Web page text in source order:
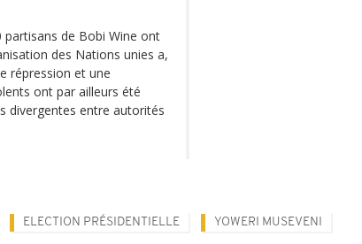
partisans de Bobi Wine ont
des Nations unies a,
répression et une
ont par ailleurs été
divergentes entre autorités
ELECTION PRÉSIDENTIELLE YOWERI MUSEVENI